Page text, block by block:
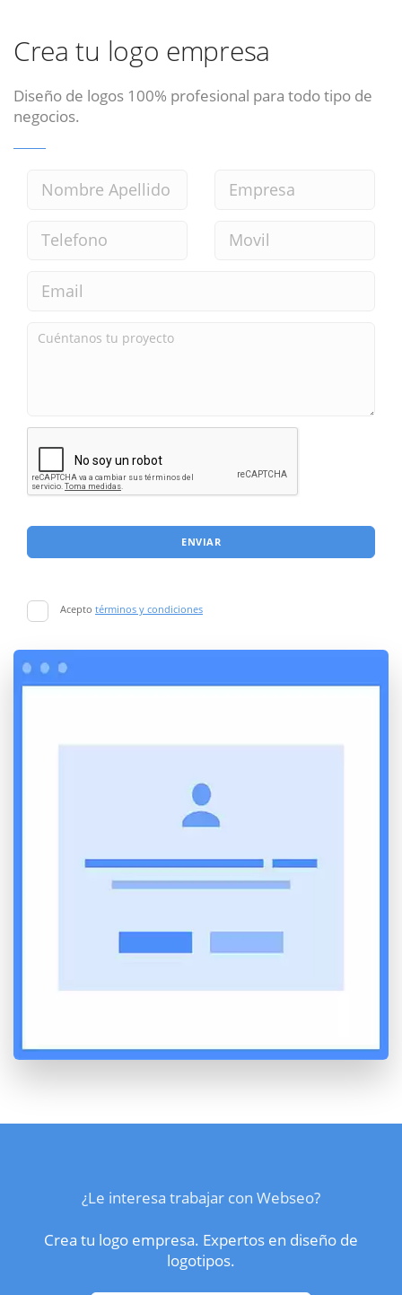
Crea tu logo empresa
Diseño de logos 100% profesional para todo tipo de
negocios.
ENVIAR
Acepto términos y condiciones
¿Le interesa trabajar con Webseo?
Crea tu logo empresa. Expertos en diseño de
logotipos.